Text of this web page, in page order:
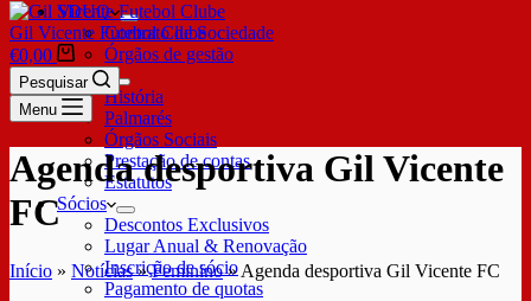
SDUQ
Contrato de Sociedade
Órgãos de gestão
Clube
História
Palmarés
Órgãos Sociais
Prestação de contas
Estatutos
Sócios
Descontos Exclusivos
Lugar Anual & Renovação
Inscrição de sócio
Pagamento de quotas
Gil Vicente Futebol Clube
€0,00
Pesquisar
Menu
Agenda desportiva Gil Vicente
FC
Início » Notícias»Feminino»Agenda desportiva Gil Vicente FC